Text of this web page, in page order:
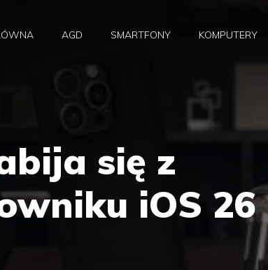
AGD SMARTFONY KOMPUTERY
się z
iOS 26